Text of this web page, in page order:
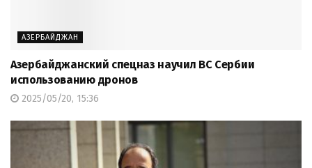
АЗЕРБАЙДЖАН
Азербайджанский спецназ научил ВС Сербии
использованию дронов
2025/05/20, 15:36